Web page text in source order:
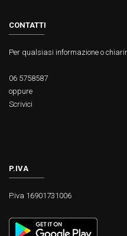
CONTATTI
Per qualsiasi informazione o
06 5758587
oppure
Scrivici
P.IVA
P.iva 16901731006